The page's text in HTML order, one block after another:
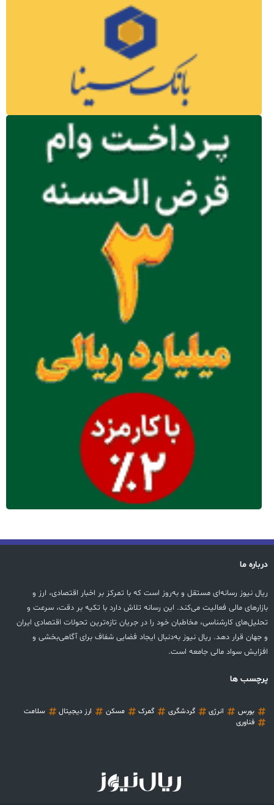
درباره ما
ریال نیوز رسانه‌ای مستقل و به‌روز است که با تمرکز بر اخبار اقتصادی، ارز و
بازارهای مالی فعالیت می‌کند. این رسانه تلاش دارد با تکیه بر دقت، سرعت و
تحلیل‌های کارشناسی، مخاطبان خود را در جریان تازه‌ترین تحولات اقتصادی ایران
و جهان قرار دهد. ریال نیوز به‌دنبال ایجاد فضایی شفاف برای آگاهی‌بخشی و
افزایش سواد مالی جامعه است.
پرچسب ها
بورس انرژی گردشگری گمرک مسکن ارز دیجیتال
سلامت
فناوری